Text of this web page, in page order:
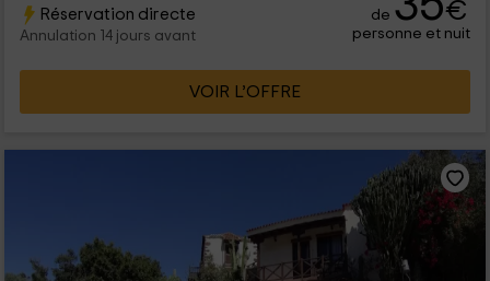
envisager l'environnement.
Réservation directe
Annulation 14 jours avant
de €
personne et nuit
VOIR L’OFFRE